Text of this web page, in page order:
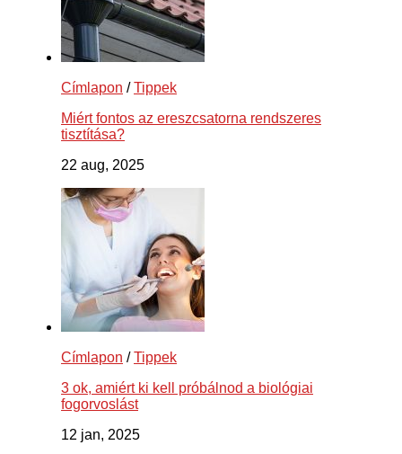
Címlapon /Tippek
Miért fontos az ereszcsatorna rendszeres
tisztítása?
22 aug, 2025
Címlapon /Tippek
3 ok, amiért ki kell próbálnod a biológiai
fogorvoslást
12 jan, 2025